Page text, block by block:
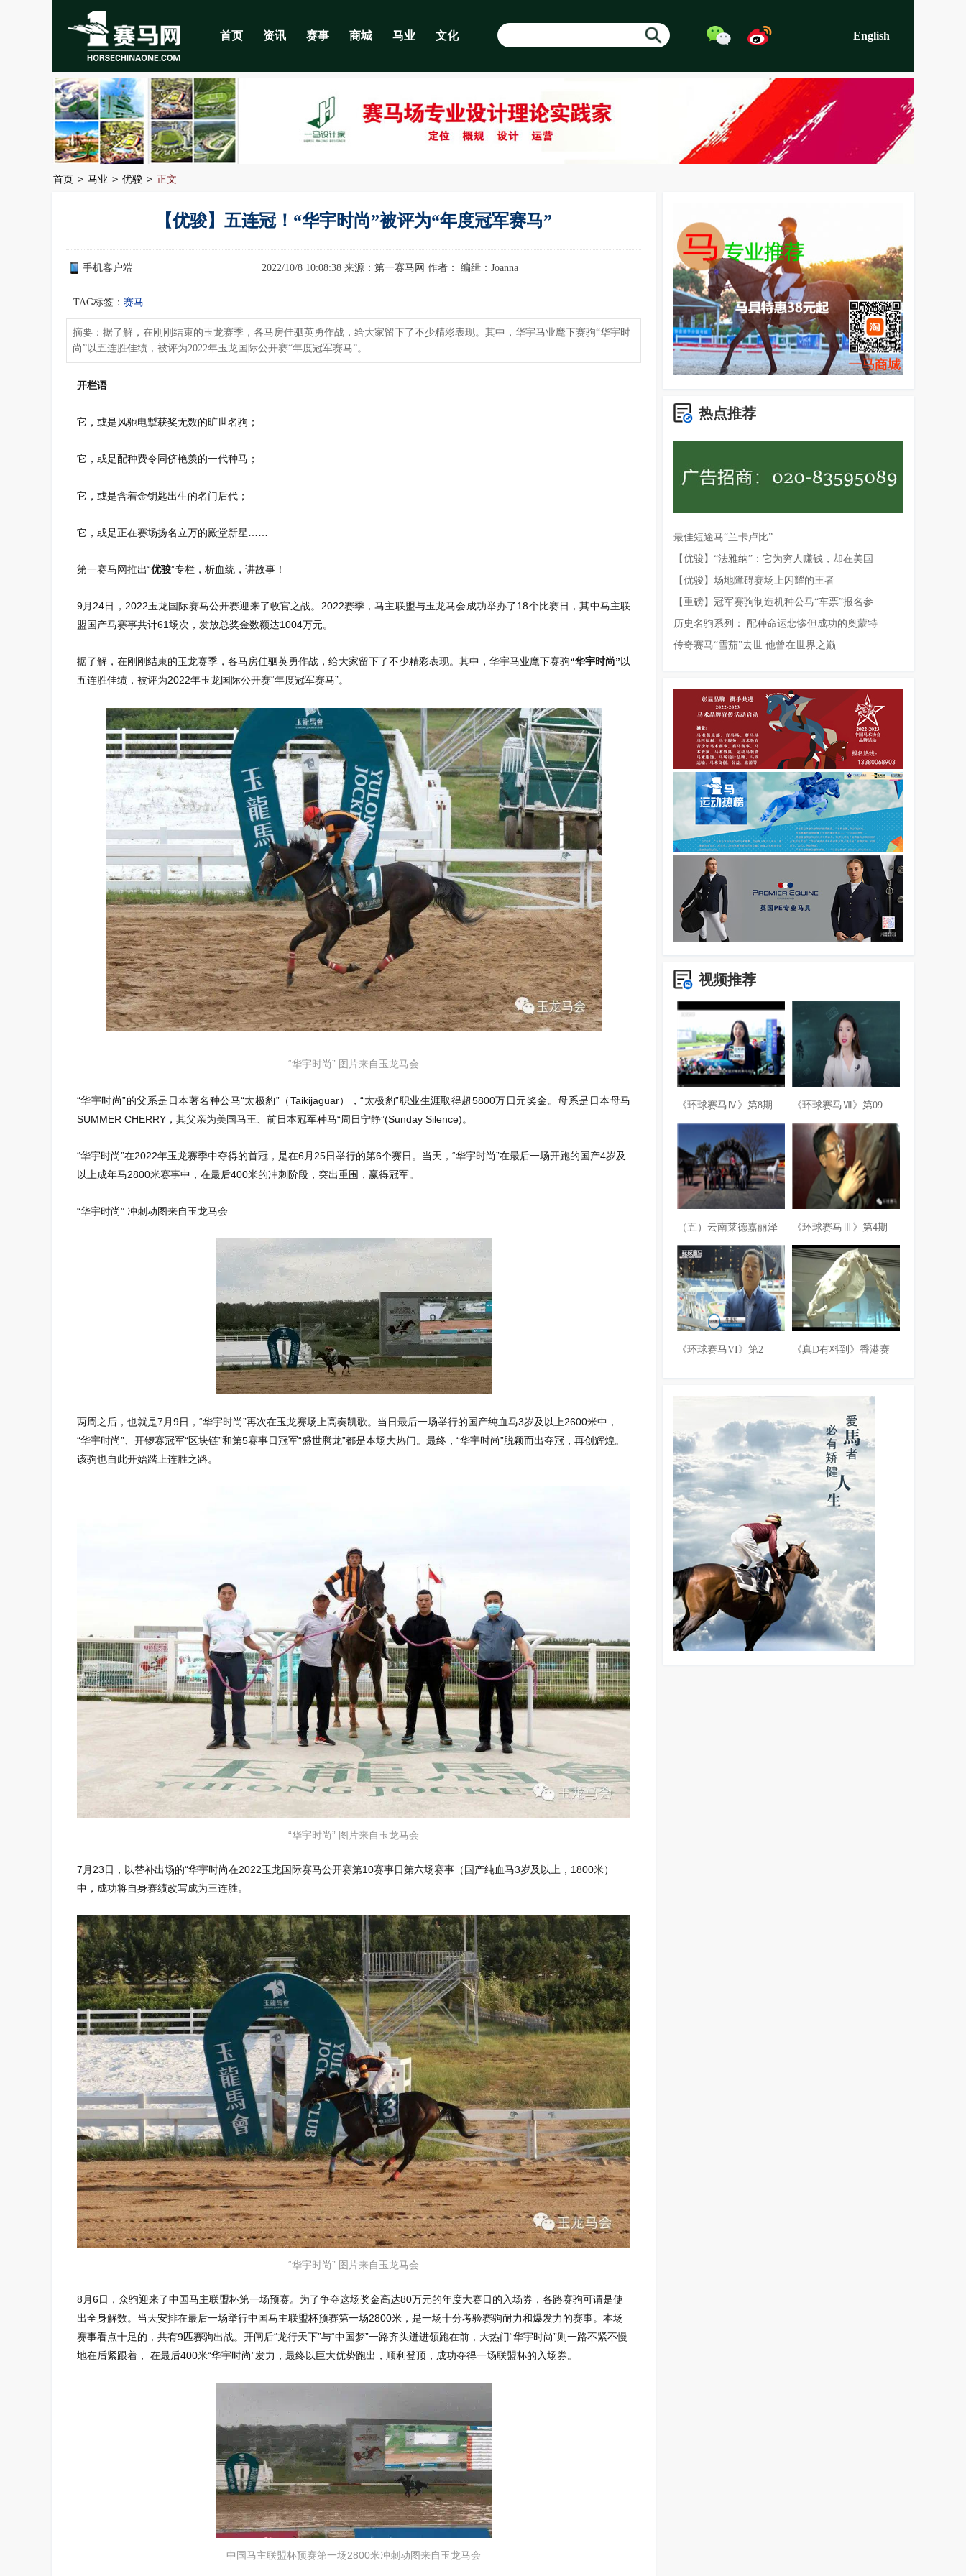
首页 资讯 赛事 商城 马业 文化 English
首页 > 马业 > 优骏 > 正文
热点推荐
最佳短途马“兰卡卢比”
【优骏】“法雅纳”：它为穷人赚钱，却在美国
【优骏】场地障碍赛场上闪耀的王者
【重磅】冠军赛驹制造机种公马“车票”报名参
历史名驹系列： 配种命运悲惨但成功的奥蒙特
传奇赛马“雪茄”去世 他曾在世界之巅
视频推荐
《环球赛马Ⅳ》第8期 《环球赛马Ⅶ》第09
（五）云南莱德嘉丽泽 《环球赛马Ⅲ》第4期
《环球赛马VI》第2 《真D有料到》香港赛
【优骏】五连冠！“华宇时尚”被评为“年度冠军赛马”
手机客户端 2022/10/8 10:08:38 来源： 第一赛马网 作者： 编缉：Joanna
TAG标签： 赛马
摘要：据了解，在刚刚结束的玉龙赛季，各马房佳驷英勇作战，给大家留下了不少精彩表现。其中，华宇马业麾下赛驹“华宇时
尚”以五连胜佳绩，被评为2022年玉龙国际公开赛“年度冠军赛马”。
开栏语
它，或是风驰电掣获奖无数的旷世名驹；
它，或是配种费令同侪艳羡的一代种马；
它，或是含着金钥匙出生的名门后代；
它，或是正在赛场扬名立万的殿堂新星……
第一赛马网推出“优骏”专栏，析血统，讲故事！
9月24日，2022玉龙国际赛马公开赛迎来了收官之战。2022赛季，马主联盟与玉龙马会成功举办了18个比赛日，其中马主联
盟国产马赛事共计61场次，发放总奖金数额达1004万元。
据了解，在刚刚结束的玉龙赛季，各马房佳驷英勇作战，给大家留下了不少精彩表现。其中，华宇马业麾下赛驹“华宇时尚”以
五连胜佳绩，被评为2022年玉龙国际公开赛“年度冠军赛马”。
“华宇时尚” 图片来自玉龙马会
“华宇时尚”的父系是日本著名种公马“太极豹”（Taikijaguar），“太极豹”职业生涯取得超5800万日元奖金。母系是日本母马
SUMMER CHERRY，其父亲为美国马王、前日本冠军种马“周日宁静”(Sunday Silence)。
“华宇时尚”在2022年玉龙赛季中夺得的首冠，是在6月25日举行的第6个赛日。当天，“华宇时尚”在最后一场开跑的国产4岁及
以上成年马2800米赛事中，在最后400米的冲刺阶段，突出重围，赢得冠军。
“华宇时尚” 冲刺动图来自玉龙马会
两周之后，也就是7月9日，“华宇时尚”再次在玉龙赛场上高奏凯歌。当日最后一场举行的国产纯血马3岁及以上2600米中，
“华宇时尚”、开锣赛冠军“区块链”和第5赛事日冠军“盛世腾龙”都是本场大热门。最终，“华宇时尚”脱颖而出夺冠，再创辉煌。
该驹也自此开始踏上连胜之路。
“华宇时尚” 图片来自玉龙马会
7月23日，以替补出场的“华宇时尚在2022玉龙国际赛马公开赛第10赛事日第六场赛事（国产纯血马3岁及以上，1800米）
中，成功将自身赛绩改写成为三连胜。
“华宇时尚” 图片来自玉龙马会
8月6日，众驹迎来了中国马主联盟杯第一场预赛。为了争夺这场奖金高达80万元的年度大赛日的入场券，各路赛驹可谓是使
出全身解数。当天安排在最后一场举行中国马主联盟杯预赛第一场2800米，是一场十分考验赛驹耐力和爆发力的赛事。本场
赛事看点十足的，共有9匹赛驹出战。开闸后“龙行天下”与“中国梦”一路齐头迸进领跑在前，大热门“华宇时尚”则一路不紧不慢
地在后紧跟着， 在最后400米“华宇时尚”发力，最终以巨大优势跑出，顺利登顶，成功夺得一场联盟杯的入场券。
中国马主联盟杯预赛第一场2800米冲刺动图来自玉龙马会